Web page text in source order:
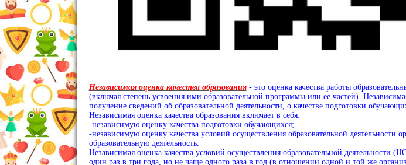
Независимая оценка качества образования- это оценка качества работы
(включая степень усвоения ими образовательной программы или ее частей).
получение сведений об образовательной деятельности, о качестве подготовки
Независимая оценка качества образования включает в себя:
-независимую оценку качества подготовки обучающихся;
-независимую оценку качества условий осуществления образовательной
образовательную деятельность.
Независимая оценка качества условий осуществления образовательной
один раз в три года, но не чаще одного раза в год (в отношении одной и той же